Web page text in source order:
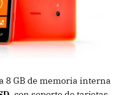
8 GB de memoria interna